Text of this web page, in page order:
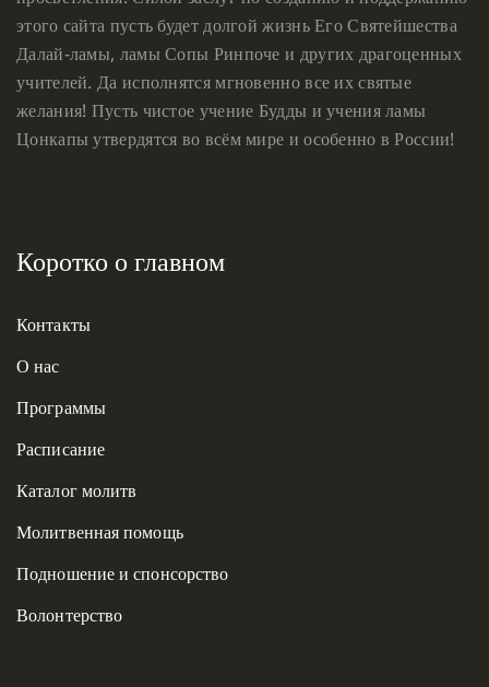
этого сайта пусть будет долгой жизнь Его Святейшества
Далай-ламы, ламы Сопы Ринпоче и других драгоценных
учителей. Да исполнятся мгновенно все их святые
желания! Пусть чистое учение Будды и учения ламы
Цонкапы утвердятся во всём мире и особенно в России!
Коротко о главном
Контакты
О нас
Программы
Расписание
Каталог молитв
Молитвенная помощь
Подношение и спонсорство
Волонтерство